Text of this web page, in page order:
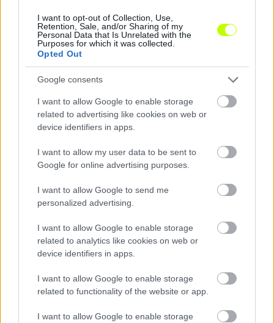
I want to opt-out of Collection, Use,
Retention, Sale, and/or Sharing of my
Personal Data that Is Unrelated with the
Purposes for which it was collected.
Opted Out
Google consents
I want to allow Google to enable storage
related to advertising like cookies on web or
device identifiers in apps.
I want to allow my user data to be sent to
Google for online advertising purposes.
I want to allow Google to send me
personalized advertising.
I want to allow Google to enable storage
related to analytics like cookies on web or
device identifiers in apps.
I want to allow Google to enable storage
related to functionality of the website or app.
I want to allow Google to enable storage
Hosszabbított alapemberével a Nyíregyháza
meghosszabbították Nemanja Antonov szerződését. A
megállapodás értelmében 2027 nyaráig szól a szerződése. […]
2026.05.15 18:41